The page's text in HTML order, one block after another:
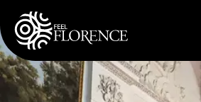
Pasar al contenido principal